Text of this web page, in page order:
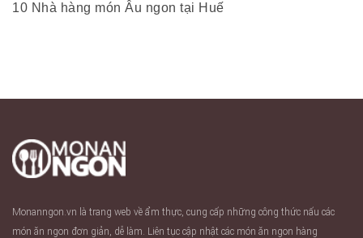
10 Nhà hàng món Âu ngon tại Huế
Monanngon.vn là trang web về ẩm thực, cung cấp những công thức nấu các
món ăn ngon đơn giản, dễ làm. Liên tục cập nhật các món ăn ngon hàng